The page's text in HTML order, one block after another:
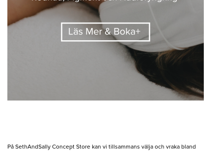
På SethAndSally Concept Store kan vi tillsammans välja och vraka bland